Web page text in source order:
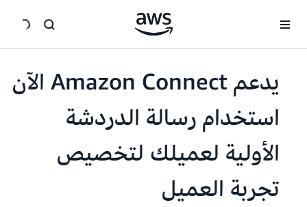
يدعم Amazon Connect الآن
استخدام رسالة الدردشة
الأولية لعميلك لتخصيص
تجربة العميل